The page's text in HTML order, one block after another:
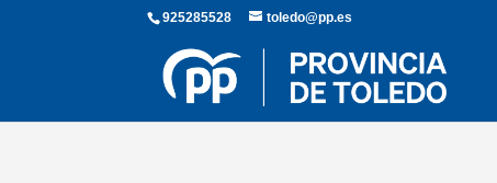
925285528 toledo@pp.es